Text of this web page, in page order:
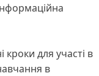
кроки для участі в
в